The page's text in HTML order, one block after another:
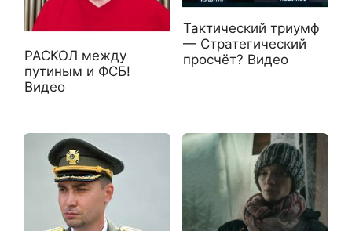
РАСКОЛ между
путиным и ФСБ!
Видео
Тактический триумф
— Стратегический
просчёт? Видео